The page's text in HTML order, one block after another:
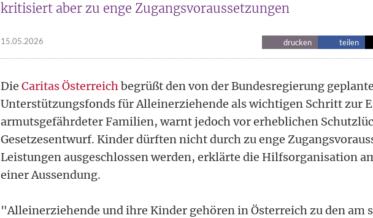
kritisiert aber zu enge Zugangsvoraussetzungen
15.05.2026 drucken teilen
Die Caritas Österreichbegrüßt den von der Bundesregierung
Unterstützungsfonds für Alleinerziehende als wichtigen Schritt zur
armutsgefährdeter Familien, warnt jedoch vor erheblichen
Gesetzesentwurf. Kinder dürften nicht durch zu enge
Leistungen ausgeschlossen werden, erklärte die Hilfsorganisation
einer Aussendung.
"Alleinerziehende und ihre Kinder gehören in Österreich zu den am